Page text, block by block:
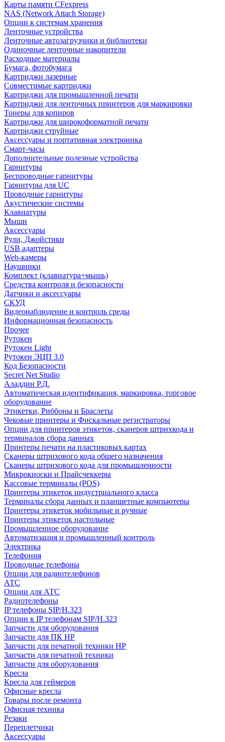
Карты памяти CFexpress
NAS (Network Attach Storage)
Опции к системам хранения
Ленточные устройства
Ленточные автозагрузчики и библиотеки
Одиночные ленточные накопители
Расходные материалы
Бумага, фотобумага
Картриджи лазерные
Совместимые картриджи
Картриджи для промышленной печати
Картриджи для ленточных принтеров для маркировки
Тонеры для копиров
Картриджи для широкоформатной печати
Картриджи струйные
Аксессуары и портативная электроника
Смарт-часы
Дополнительные полезные устройства
Гарнитуры
Беспроводные гарнитуры
Гарнитуры для UC
Проводные гарнитуры
Акустические системы
Клавиатуры
Мыши
Аксессуары
Рули, Джойстики
USB адаптеры
Web-камеры
Наушники
Комплект (клавиатура+мышь)
Средства контроля и безопасности
Датчики и аксессуары
СКУД
Видеонаблюдение и контроль среды
Информационная безопасность
Прочее
Рутокен
Рутокен Light
Рутокен ЭЦП 3.0
Код Безопасности
Secret Net Studio
Аладдин Р.Д.
Автоматическая идентификация, маркировка, торговое
оборудование
Этикетки, Риббоны и Браслеты
Чековые принтеры и Фискальные регистраторы
Опции для принтеров этикеток, сканеров штрихкода и
терминалов сбора данных
Принтеры печати на пластиковых картах
Сканеры штрихового кода общего назначения
Сканеры штрихового кода для промышленности
Микрокиоски и Прайсчеккеры
Кассовые терминалы (POS)
Принтеры этикеток индустриального класса
Терминалы сбора данных и планшетные компьютеры
Принтеры этикеток мобильные и ручные
Принтеры этикеток настольные
Промышленное оборудование
Автоматизация и промышленный контроль
Электрика
Телефония
Проводные телефоны
Опции для радиотелефонов
АТС
Опции для АТС
Радиотелефоны
IP телефоны SIP/H.323
Опции к IP телефонам SIP/H.323
Запчасти для оборудования
Запчасти для ПК HP
Запчасти для печатной техники HP
Запчасти для печатной техники
Запчасти для оборудования
Кресла
Кресла для геймеров
Офисные кресла
Товары после ремонта
Офисная техника
Резаки
Переплетчики
Аксессуары